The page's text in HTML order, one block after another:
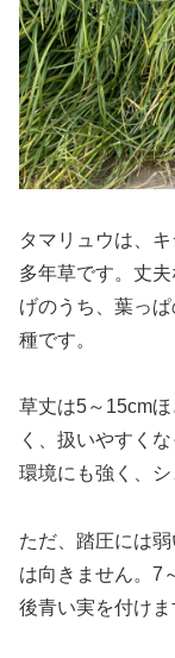
タマリュウは、
多年草です。丈
げのうち、葉っ
種です。
草丈は5～15cm
く、扱いやすく
環境にも強く、シ
ただ、踏圧には
は向きません。7
後青い実を付けま